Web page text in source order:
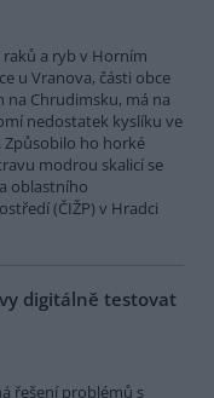
raků a ryb v Horním
u Vranova, části obce
na Chrudimsku, má na
nedostatek kyslíku ve
Způsobilo ho horké
modrou skalicí se
oblastního
(ČIŽP) v Hradci
digitálně testovat
řešení problémů s